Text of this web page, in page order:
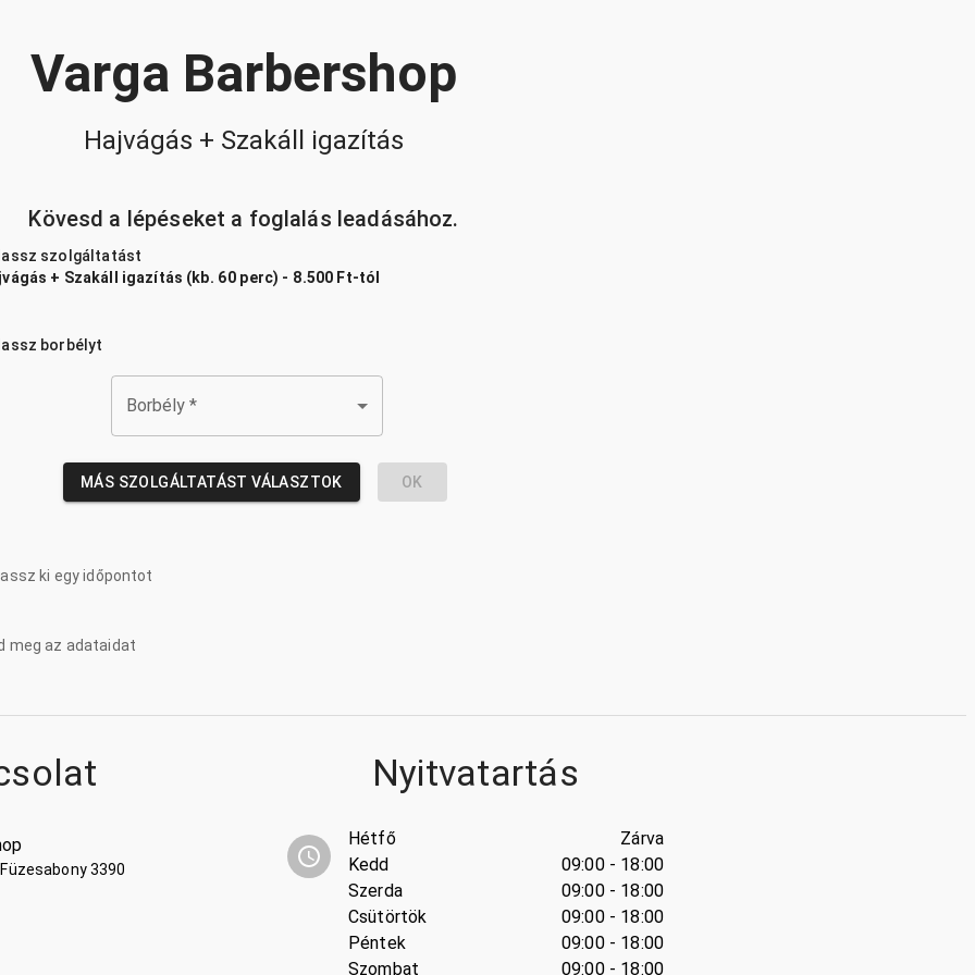
Varga Barbershop
Hajvágás + Szakáll igazítás
Kövesd a lépéseket a foglalás leadásához.
szolgáltatást
+ Szakáll igazítás (kb. 60 perc) - 8.500 Ft-tól
borbélyt
Borbély *
MÁS SZOLGÁLTATÁST VÁLASZTOK OK
ki egy időpontot
meg az adataidat
3390
Nyitvatartás
Hétfő
Kedd
Szerda
Csütörtök
Péntek
Szombat
Zárva
09:00 - 18:00
09:00 - 18:00
09:00 - 18:00
09:00 - 18:00
09:00 - 18:00